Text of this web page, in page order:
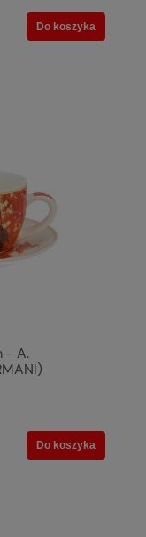
Do koszyka
- A.
Do koszyka